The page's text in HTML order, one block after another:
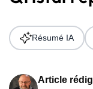
Ressources
Audit SEO
Article
Résumé IA